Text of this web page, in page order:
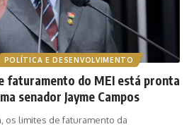
POLÍTICA E DESENVOLVIMENTO
faturamento do MEI está pronta
senador Jayme Campos
os limites de faturamento da